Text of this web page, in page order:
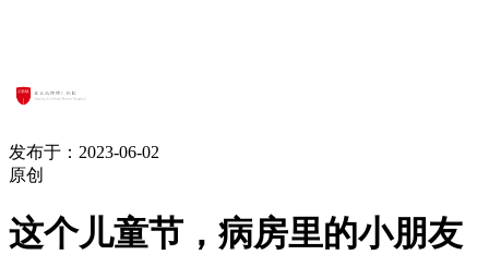
发布于：2023-06-02
原创
这个儿童节，病房里的小朋友